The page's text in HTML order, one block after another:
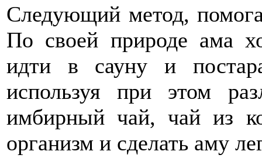
Следующий метод,
По своей природе ама
идти в сауну и
используя при этом
имбирный чай, чай из
организм и сделать аму